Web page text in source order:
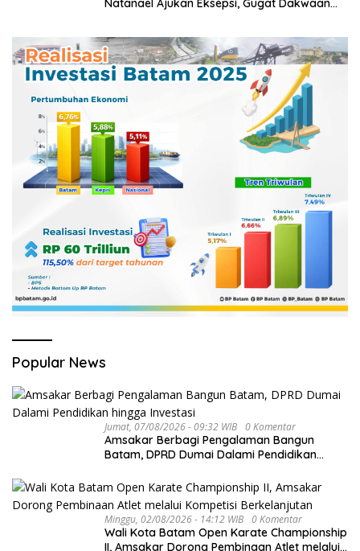
Natanael Ajukan Eksepsi, Gugat Dakwaan
Popular News
Jumat, 07/08/2026 - 09:32 WIB 0 Komentar
Amsakar Berbagi Pengalaman Bangun
Batam, DPRD Dumai Dalami Pendidikan
Minggu, 02/08/2026 - 14:12 WIB 0 Komentar
Wali Kota Batam Open Karate Championship
II, Amsakar Dorong Pembinaan Atlet melalui